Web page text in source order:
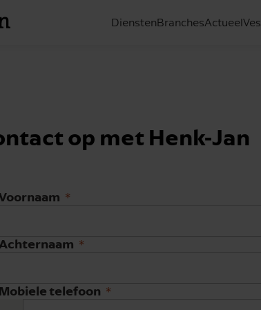
DienstenBranchesActueel
op met Henk-Jan
Achternaam
Mobiele telefoon